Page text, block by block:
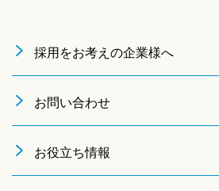
採用をお考えの企業様へ
お問い合わせ
お役立ち情報